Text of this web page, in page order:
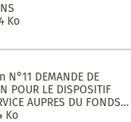
Ko
DEMANDE DE
POUR LE DISPOSITIF
AUPRES DU FONDS
ET DE
Ko